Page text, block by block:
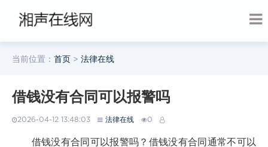
当前位置： 首页 > 法律在线
借钱没有合同可以报警吗
2026-04-12 13:48:03 法律在线 0
借钱没有合同可以报警吗？借钱没有合同通常不可以